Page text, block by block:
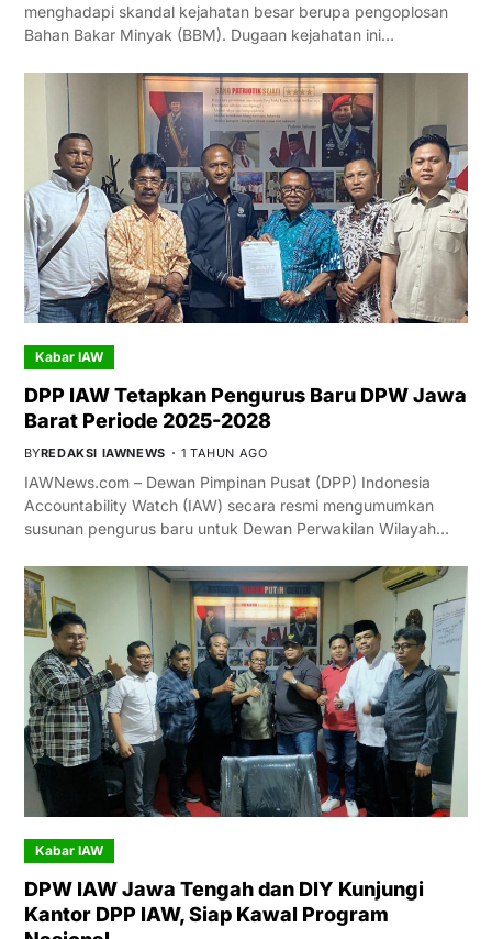
menghadapi skandal kejahatan besar berupa pengoplosan
Bahan Bakar Minyak (BBM). Dugaan kejahatan ini…
Kabar IAW
DPP IAW Tetapkan Pengurus Baru DPW Jawa
Barat Periode 2025-2028
BYREDAKSI IAWNEWS 1 TAHUN AGO
IAWNews.com – Dewan Pimpinan Pusat (DPP) Indonesia
Accountability Watch (IAW) secara resmi mengumumkan
susunan pengurus baru untuk Dewan Perwakilan Wilayah…
Kabar IAW
DPW IAW Jawa Tengah dan DIY Kunjungi
Kantor DPP IAW, Siap Kawal Program